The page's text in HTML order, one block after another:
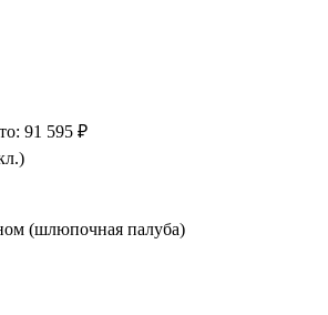
91 595 ₽
(шлюпочная палуба)